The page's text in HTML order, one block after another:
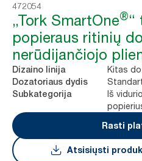
472054
„Tork SmartOne®“
popieraus ritinių
nerūdijančiojo
Dizaino linija Kitas
Dozatoriaus dydis
Subkategorija
Iš
Rasti
Atsisiųsti